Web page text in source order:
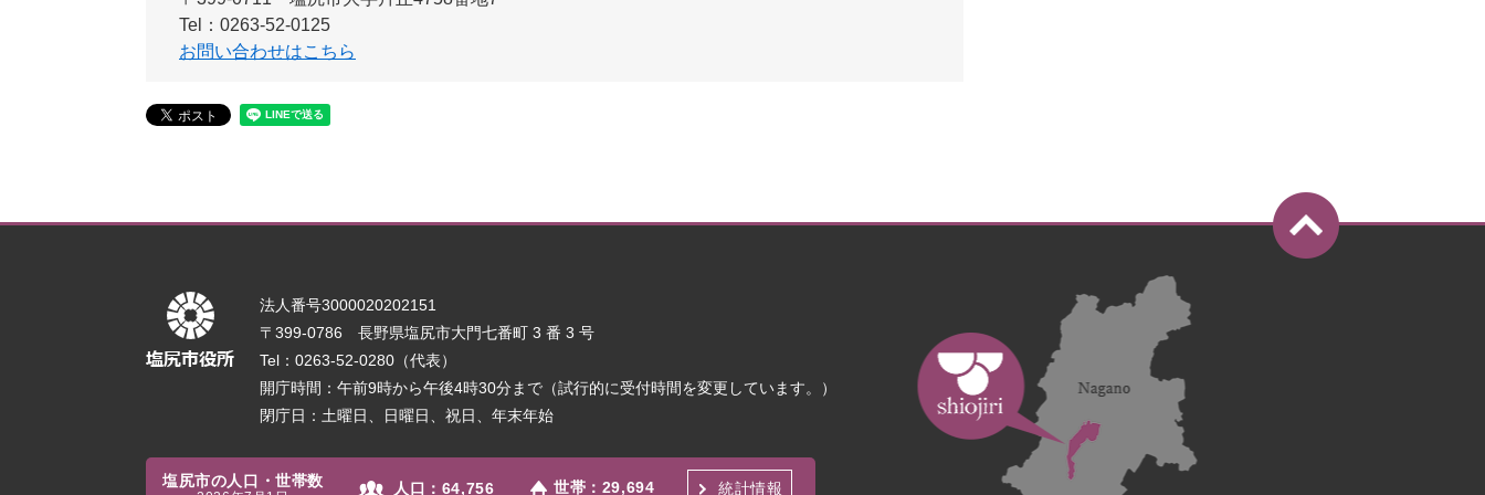
Tel：0263-52-0125
お問い合わせはこちら
法人番号3000020202151
〒399-0786 長野県塩尻市大門七番町 3 番 3 号
Tel：0263-52-0280（代表）
開庁時間：午前9時から午後4時30分まで（試行的に受付時間を変更しています。）
閉庁日：土曜日、日曜日、祝日、年末年始
塩尻市の人口・世帯数 人口： 64,756 世帯： 29,694 統計情報